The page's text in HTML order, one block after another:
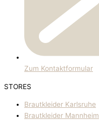
Zum Kontaktformular
STORES
Brautkleider Karlsruhe
Brautkleider Mannheim